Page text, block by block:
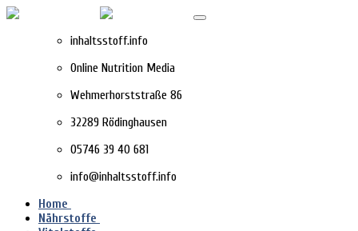
inhaltsstoff.info
Online Nutrition Media
Wehmerhorststraße 86
32289 Rödinghausen
05746 39 40 681
info@inhaltsstoff.info
Home
Nährstoffe